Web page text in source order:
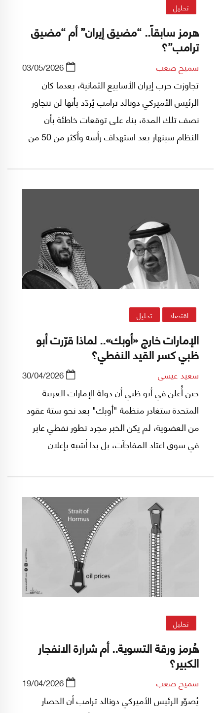
تحليل
هرمز سابقاً.. “مضيق إيران” أم “مضيق
ترامب”؟
سميح صعب 03/05/2026
تجاوزت حرب إيران الأسابيع الثمانية، بعدما كان
الرئيس الأميركي دونالد ترامب يُردّد بأنها لن تتجاوز
نصف تلك المدة، بناء على توقعات خاطئة بأن
النظام سينهار بعد استهداف رأسه وأكثر من 50 من
اليوم الأول للحرب الأميركية-الإسرائيلية في 28
شباط/فبراير 2026.
اقتصاد تحليل
الإمارات خارج «أوبك».. لماذا قرّرت أبو
ظبي كسر القيد النفطي؟
سعيد عيسى 30/04/2026
حين أُعلن في أبو ظبي أن دولة الإمارات العربية
المتحدة ستغادر منظمة "أوبك" بعد نحو ستة عقود
من العضوية، لم يكن الخبر مجرد تطور نفطي عابر
في سوق اعتاد المفاجآت، بل بدا أشبه بإعلان
مسألة البراميل والأسعار. كان الأمر أقرب إلى لحظة
فك ارتباط تاريخية بين دولة صاعدة وطموحها
المتسارع، وبين منظمة بُنيت على منطق مختلف،
في زمن مختلف، وبحسابات لم تعد كلها صالحة
لعصر جديد.
تحليل
هُرمز ورقة التسوية.. أم شرارة الانفجار
الكبير؟
سميح صعب 19/04/2026
يُصوّر الرئيس الأميركي دونالد ترامب أن الحصار